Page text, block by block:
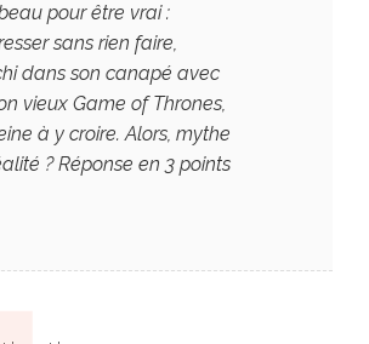
pour être vrai :
sans rien faire,
dans son canapé avec
vieux Game of Thrones,
à y croire. Alors, mythe
? Réponse en 3 points